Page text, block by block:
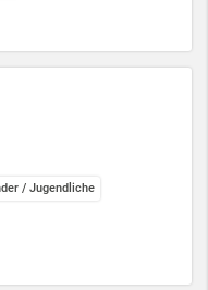
/ Jugendliche